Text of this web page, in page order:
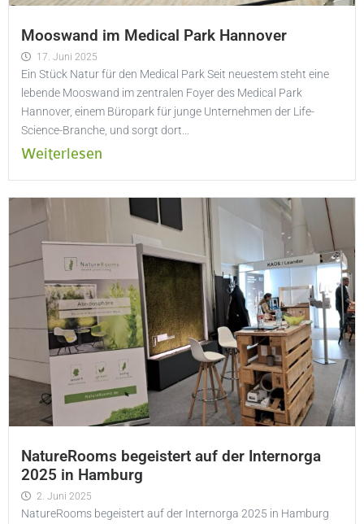
Mooswand im Medical Park Hannover
17. Juni 2025
Ein Stück Natur für den Medical Park Seit neuestem steht eine
lebende Mooswand im zentralen Foyer des Medical Park
Hannover, einem Büropark für junge Unternehmen der Life-
Science-Branche, und sorgt dort...
Weiterlesen
NatureRooms begeistert auf der Internorga
2025 in Hamburg
2. Juni 2025
NatureRooms begeistert auf der Internorga 2025 in Hamburg